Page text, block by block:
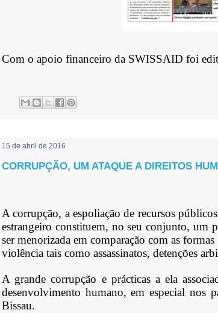
Com o apoio financeiro da SWISSAID foi
15 de abril de 2016
CORRUPÇÃO, UM ATAQUE A DIREITOS
A corrupção, a espoliação de recursos
estrangeiro constituem, no seu conjunto, um
ser menorizada em comparação com as
violência tais como assassinatos, detenções
A grande corrupção e prácticas a ela
desenvolvimento humano, em especial nos
Bissau.